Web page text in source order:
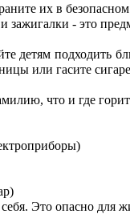
их в безопасном
зажигалки - это
детям подходить
или гасите
что и где
Это опасно для